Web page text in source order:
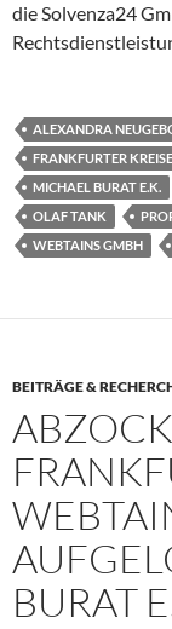
die Solvenza24
ALEXANDRA
FRANKFURTER
MICHAEL BURAT E.K.
OLAF TANK
WEBTAINS GMBH
BEITRÄGE &
BURAT